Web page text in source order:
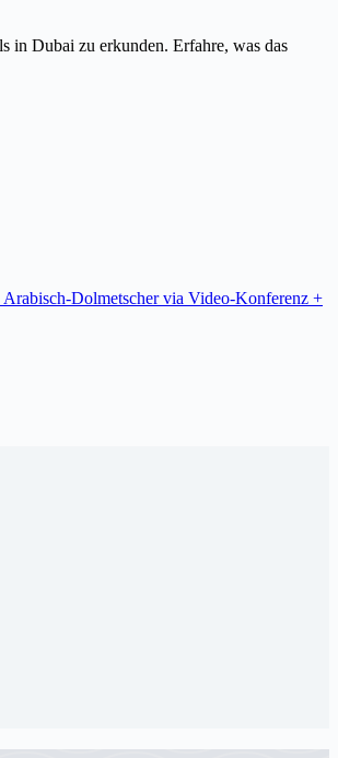
in Dubai zu erkunden. Erfahre, was das
Dolmetscher via Video-Konferenz +